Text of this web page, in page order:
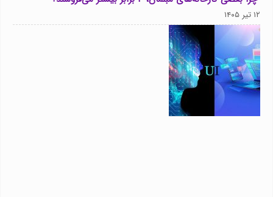
۱۲ تیر ۱۴۰۵